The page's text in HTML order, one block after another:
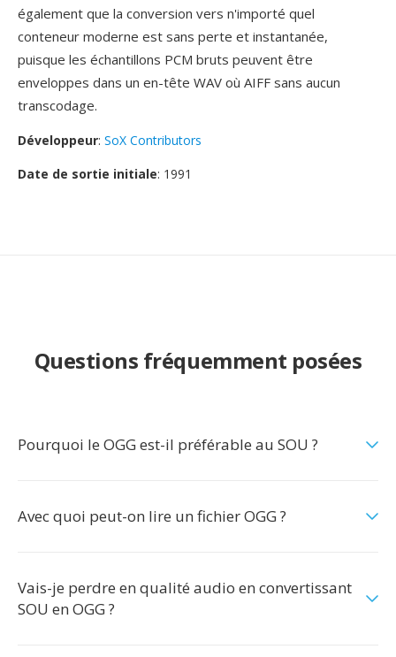
également que la conversion vers n'importé quel
conteneur moderne est sans perte et instantanée,
puisque les échantillons PCM bruts peuvent être
enveloppes dans un en-tête WAV où AIFF sans aucun
transcodage.
Développeur: SoX Contributors
Date de sortie initiale: 1991
Questions fréquemment posées
Pourquoi le OGG est-il préférable au SOU ?
Avec quoi peut-on lire un fichier OGG ?
Vais-je perdre en qualité audio en convertissant
SOU en OGG ?